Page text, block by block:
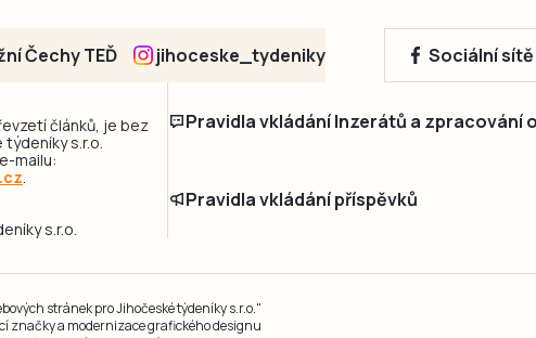
Čechy TEĎ jihoceske_tydeniky Sociální
článků, je bez
s.r.o.
mailu:
.
s.r.o.
Pravidla vkládání Inzerátů a zpracování
Pravidla vkládání příspěvků
stránek pro Jihočeské týdeníky s.r.o."
značky a modernizace grafického designu